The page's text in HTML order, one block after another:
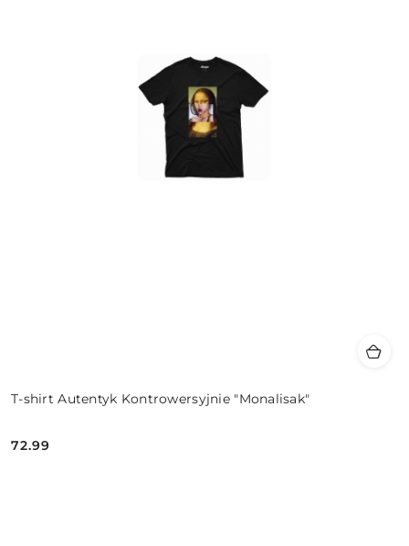
T-shirt Autentyk Kontrowersyjnie "Monalisak"
Cena:
72.99